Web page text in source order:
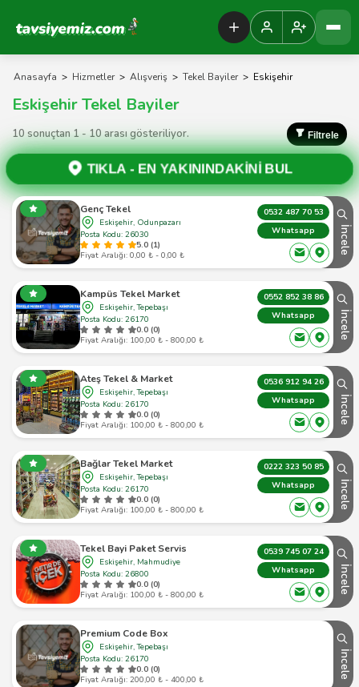
Tavsiyemiz Anasayfa
Anasayfa > Hizmetler > Alışveriş > Tekel Bayiler > Eskişehir
Eskişehir Tekel Bayiler
10 sonuçtan 1 - 10 arası gösteriliyor. Filtrele
TIKLA - EN YAKININDAKİNİ BUL
Genç Tekel
Eskişehir, Odunpazarı
Posta Kodu: 26030
5.0 (1)
Fiyat Aralığı: 0,00 ₺ - 0,00 ₺
0532 487 70 53
Whatsapp
İncele
Kampüs Tekel Market
Eskişehir, Tepebaşı
Posta Kodu: 26170
0.0 (0)
Fiyat Aralığı: 100,00 ₺ - 800,00 ₺
0552 852 38 86
Whatsapp
İncele
Ateş Tekel & Market
Eskişehir, Tepebaşı
Posta Kodu: 26170
0.0 (0)
Fiyat Aralığı: 100,00 ₺ - 800,00 ₺
0536 912 94 26
Whatsapp
İncele
Bağlar Tekel Market
Eskişehir, Tepebaşı
Posta Kodu: 26170
0.0 (0)
Fiyat Aralığı: 100,00 ₺ - 800,00 ₺
0222 323 50 85
Whatsapp
İncele
Tekel Bayi Paket Servis
Eskişehir, Mahmudiye
Posta Kodu: 26800
0.0 (0)
Fiyat Aralığı: 100,00 ₺ - 800,00 ₺
0539 745 07 24
Whatsapp
İncele
Premium Code Box
Eskişehir, Tepebaşı
Posta Kodu: 26170
0.0 (0)
Fiyat Aralığı: 200,00 ₺ - 400,00 ₺
İncele